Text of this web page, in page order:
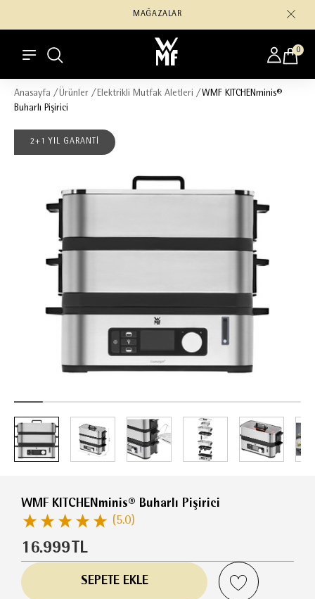
MAĞAZALAR
0
Anasayfa / Ürünler / Elektrikli Mutfak Aletleri / WMF KITCHENminis®
Buharlı Pişirici
2+1 YIL GARANTİ
WMF KITCHENminis® Buharlı Pişirici
(5.0)
16.999 TL
SEPETE EKLE